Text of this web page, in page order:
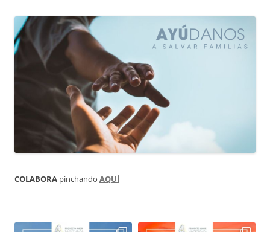
COLABORA pinchando AQUÍ